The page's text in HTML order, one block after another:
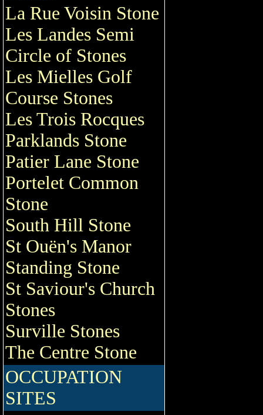
La Rue Voisin Stone
Les Landes Semi
Circle of Stones
Les Mielles Golf
Course Stones
Les Trois Rocques
Parklands Stone
Patier Lane Stone
Portelet Common
Stone
South Hill Stone
St Ouën's Manor
Standing Stone
St Saviour's Church
Stones
Surville Stones
The Centre Stone
OCCUPATION
SITES